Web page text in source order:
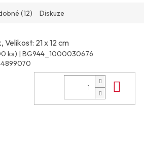
(12) Diskuze
Velikost: 21 x 12 cm
ks) | BG944_1000030676